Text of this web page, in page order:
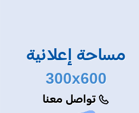
مساحة إعلانية
300x600
تواصل معنا